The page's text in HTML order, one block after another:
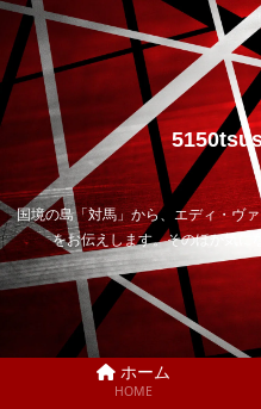
国境の島「対馬」から、エディ・ヴ
をお伝えします。そのほか気に
ホーム
HOME